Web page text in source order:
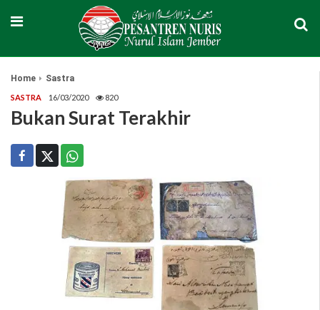
Home Sastra
SASTRA 16/03/2020 820
Bukan Surat Terakhir